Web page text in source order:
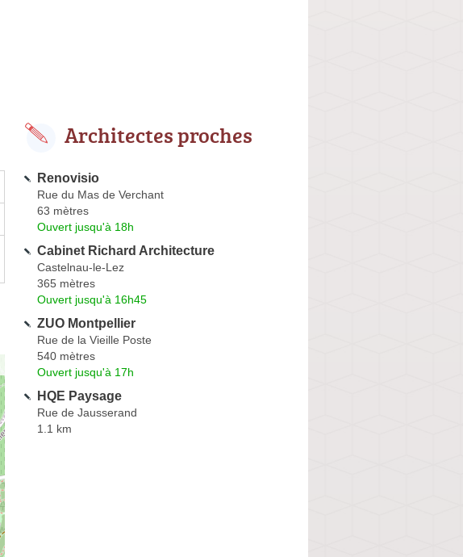
Architectes proches
Renovisio
Rue du Mas de Verchant
63 mètres
Ouvert jusqu'à 18h
Cabinet Richard Architecture
Castelnau-le-Lez
365 mètres
Ouvert jusqu'à 16h45
ZUO Montpellier
Rue de la Vieille Poste
540 mètres
Ouvert jusqu'à 17h
HQE Paysage
Rue de Jausserand
1.1 km